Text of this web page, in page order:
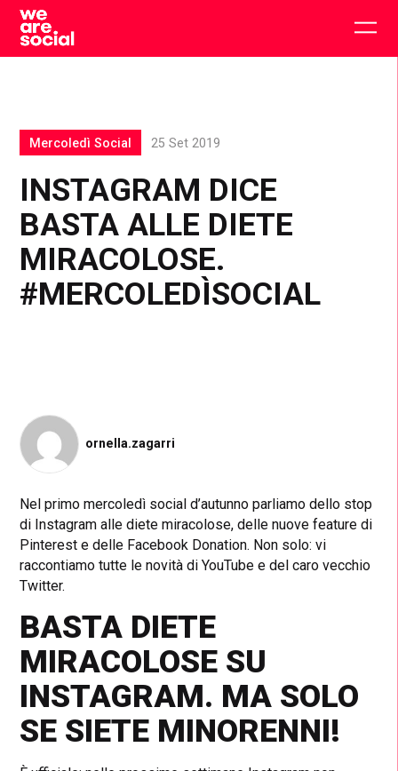
Skip
content
INSTAGRAM DICE
BASTA ALLE DIETE
MIRACOLOSE.
#MERCOLEDÌSOCIAL
Mercoledì Social 25 Set 2019
ornella.zagarri
Nel primo mercoledì social d’autunno parliamo dello stop
di Instagram alle diete miracolose, delle nuove feature di
Pinterest e delle Facebook Donation. Non solo: vi
raccontiamo tutte le novità di YouTube e del caro vecchio
Twitter.
BASTA DIETE
MIRACOLOSE SU
INSTAGRAM. MA SOLO
SE SIETE MINORENNI!